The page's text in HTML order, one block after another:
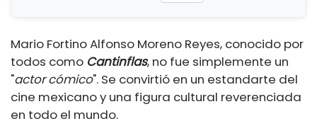
Mario Fortino Alfonso Moreno Reyes, conocido por
todos como Cantinflas, no fue simplemente un
"actor cómico". Se convirtió en un estandarte del
cine mexicano y una figura cultural reverenciada
en todo el mundo.